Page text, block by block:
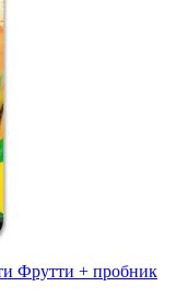
Фрутти + пробник